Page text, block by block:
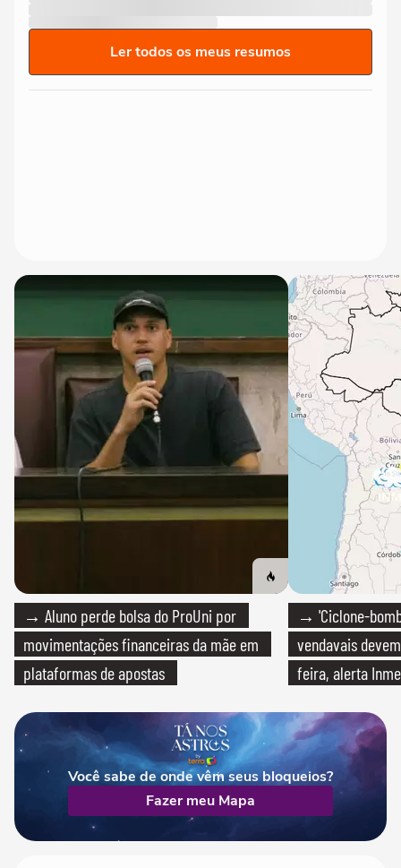
Ler todos os meus resumos
→ Aluno perde bolsa do ProUni por
movimentações financeiras da mãe em
plataformas de apostas
→ 'Ciclone-
vendavais
feira, alerta
Você sabe de onde vêm seus bloqueios?
Fazer meu Mapa